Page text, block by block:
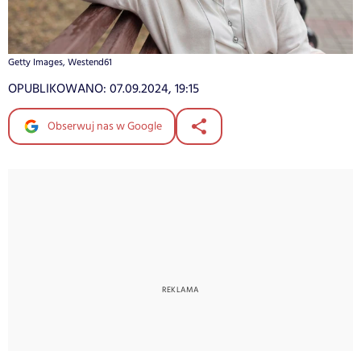
Getty Images, Westend61
OPUBLIKOWANO: 07.09.2024, 19:15
Obserwuj nas w Google